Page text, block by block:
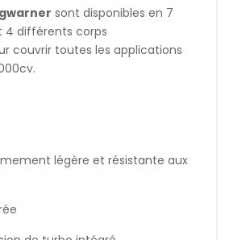
sont disponibles en 7
4 différents corps
couvrir toutes les applications
légère et résistante aux